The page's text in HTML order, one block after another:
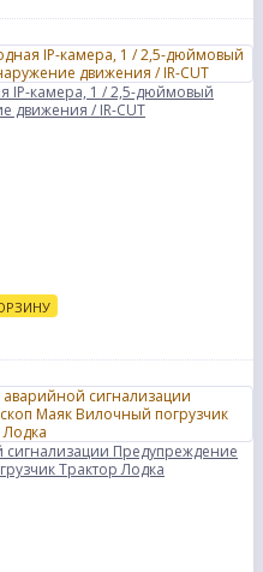
IP-камера, 1 / 2,5-дюймовый
движения / IR-CUT
сигнализации Предупреждение
Трактор Лодка